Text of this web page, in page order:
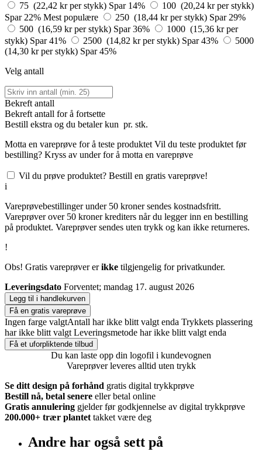
75 (22,42 kr per stykk) Spar 14%
100 (20,24 kr per stykk)
Spar 22% Mest populære 250 (18,44 kr per stykk) Spar 29%
500 (16,59 kr per stykk) Spar 36%
1000 (15,36 kr per
stykk) Spar 41% 2500 (14,82 kr per stykk) Spar 43%
5000
(14,30 kr per stykk) Spar 45%
Velg antall
Bekreft antall
Bekreft antall for å fortsette
Bestill ekstra og du betaler kun pr. stk.
Motta en vareprøve for å teste produktetVil du teste produktet før
bestilling? Kryss av under for å motta en vareprøve
Vil du prøve produktet? Bestill en gratis vareprøve!
i
Vareprøvebestillinger under 50 kroner sendes kostnadsfritt.
Vareprøver over 50 kroner krediters når du legger inn en bestilling
på produktet. Vareprøver sendes uten trykk og kan ikke returneres.
!
Obs! Gratis vareprøver erikke tilgjengelig for privatkunder.
Leveringsdato Forventet; mandag 17. august 2026
Legg til i handlekurven
Få en gratis vareprøve
Ingen farge valgtAntall har ikke blitt valgt enda Trykkets plassering
har ikke blitt valgt Leveringsmetode har ikke blitt valgt enda
Få et uforpliktende tilbud
Du kan laste opp din logofil i kundevognen
Vareprøver leveres alltid uten trykk
Se ditt design på forhånd gratis digital trykkprøve
Bestill nå, betal senere eller betal online
Gratis annulering gjelder før godkjennelse av digital trykkprøve
200.000+ trær plantet takket være deg
Andre har også sett på